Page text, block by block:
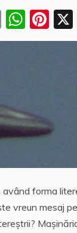
E
m
W
h
p
p
Pi
nt
având forma
vreun mesaj